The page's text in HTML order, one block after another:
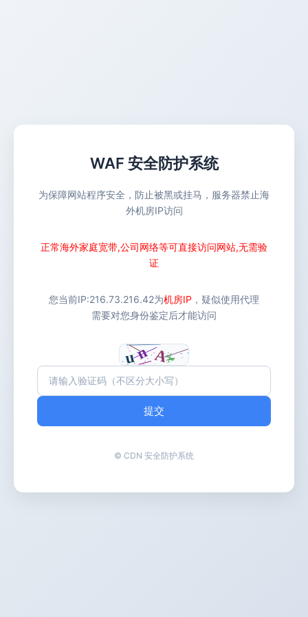
WAF 安全防护系统
为保障网站程序安全，防止被黑或挂马，服务器禁止海
外机房IP访问
正常海外家庭宽带,公司网络等可直接访问网站,无需验
证
您当前IP:216.73.216.42为机房IP ，疑似使用代理
需要对您身份鉴定后才能访问
提交
© CDN 安全防护系统